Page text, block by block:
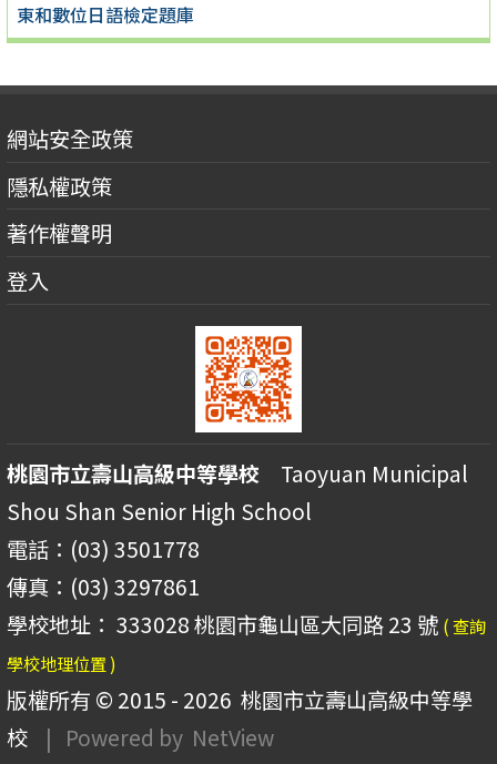
東和數位日語檢定題庫
網站安全政策
隱私權政策
著作權聲明
登入
桃園市立壽山高級中等學校 Taoyuan Municipal
Shou Shan Senior High School
電話：(03) 3501778
傳真：(03) 3297861
學校地址： 333028 桃園市龜山區大同路 23 號 ( 查詢
學校地理位置 )
版權所有 © 2015 - 2026 桃園市立壽山高級中等學
校
| Powered by NetView